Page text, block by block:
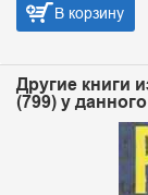
В корзину
Другие книги
(799) у